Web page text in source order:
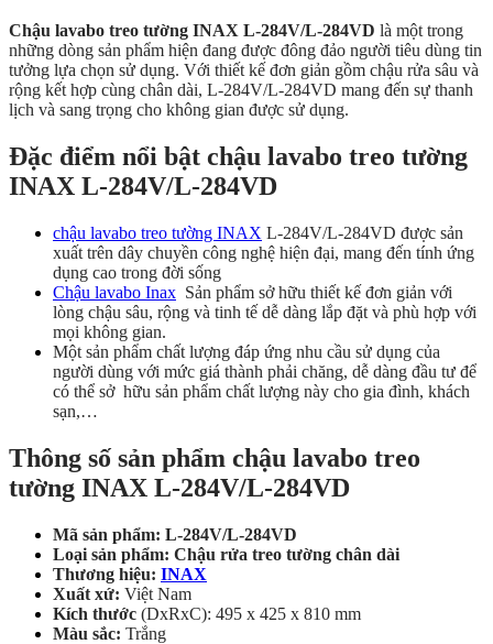
Chậu lavabo treo tường INAX L-284V/L-284VD là một trong
những dòng sản phẩm hiện đang được đông đảo người tiêu dùng tin
tưởng lựa chọn sử dụng. Với thiết kế đơn giản gồm chậu rửa sâu và
rộng kết hợp cùng chân dài, L-284V/L-284VD mang đến sự thanh
lịch và sang trọng cho không gian được sử dụng.
Đặc điểm nổi bật chậu lavabo treo tường
INAX L-284V/L-284VD
chậu lavabo treo tường INAX L-284V/L-284VD được sản
xuất trên dây chuyền công nghệ hiện đại, mang đến tính ứng
dụng cao trong đời sống
Chậu lavabo Inax Sản phẩm sở hữu thiết kế đơn giản với
lòng chậu sâu, rộng và tinh tế dễ dàng lắp đặt và phù hợp với
mọi không gian.
Một sản phẩm chất lượng đáp ứng nhu cầu sử dụng của
người dùng với mức giá thành phải chăng, dễ dàng đầu tư để
có thể sở hữu sản phẩm chất lượng này cho gia đình, khách
sạn,…
Thông số sản phẩm chậu lavabo treo
tường INAX L-284V/L-284VD
Mã sản phẩm: L-284V/L-284VD
Loại sản phẩm: Chậu rửa treo tường chân dài
Thương hiệu: INAX
Xuất xứ: Việt Nam
Kích thước (DxRxC): 495 x 425 x 810 mm
Màu sắc: Trắng